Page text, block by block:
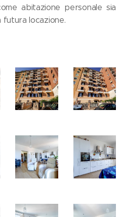
abitazione personale sia
futura locazione.